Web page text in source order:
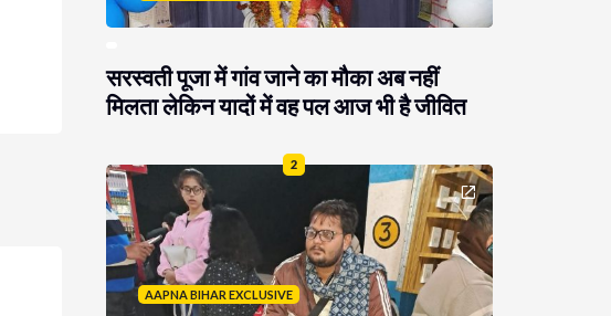
सरस्वती पूजा में गांव जाने का मौका अब नहीं
मिलता लेकिन यादों में वह पल आज भी है जीवित
2
AAPNA BIHAR EXCLUSIVE